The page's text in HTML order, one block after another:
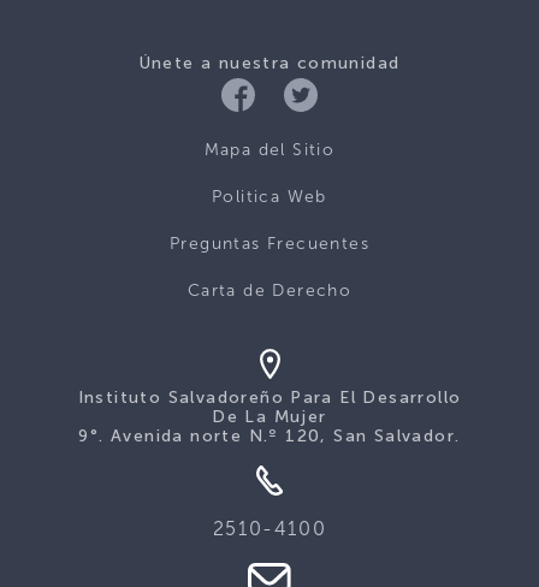
Únete a nuestra comunidad
Mapa del Sitio
Politica Web
Preguntas Frecuentes
Carta de Derecho
Instituto Salvadoreño Para El Desarrollo
De La Mujer
9°. Avenida norte N.º 120, San Salvador.
2510-4100